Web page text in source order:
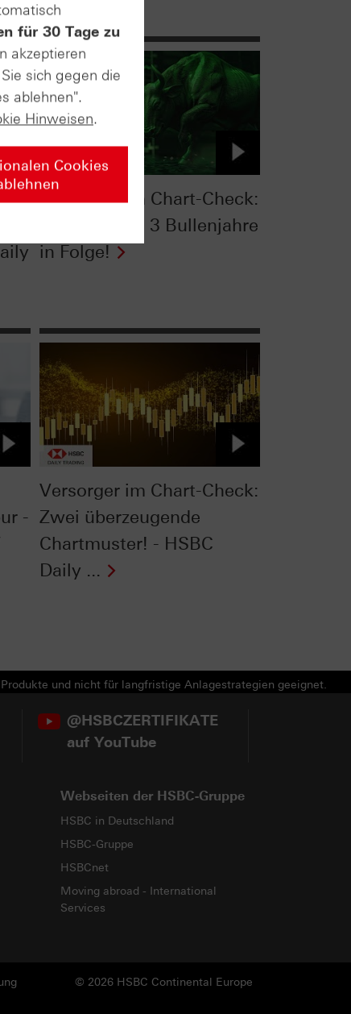
S&P 500® im Chart-Check:
Hemmschuh 3 Bullenjahre
in Folge!
-
Versorger im Chart-Check:
Zwei überzeugende
Chartmuster! - HSBC
Daily ...
und nicht für langfristige Anlagestrategien geeignet.
@HSBCZERTIFIKATE
auf YouTube
Webseiten der HSBC-Gruppe
HSBC in Deutschland
HSBC-Gruppe
HSBCnet
Moving abroad - International
Services
© 2026 HSBC Continental Europe
für 30 Tage zu
akzeptieren
sich gegen die
ablehnen".
Hinweisen.
Cookies